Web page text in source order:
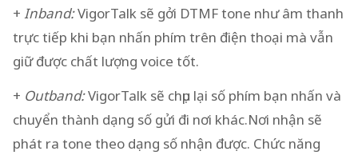
+ Inband:VigorTalk sẽ gởi DTMF tone như âm thanh
trực tiếp khi bạn nhấn phím trên điện thoại mà vẫn
giữ được chất lượng voice tốt.
+ Outband:VigorTalk sẽ chụp lại số phím bạn nhấn và
chuyển thành dạng số gửi đi nơi khác.Nơi nhận sẽ
phát ra tone theo dạng số nhận được. Chức năng